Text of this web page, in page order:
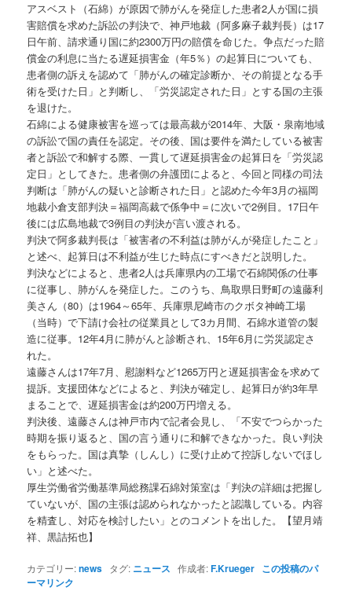
アスベスト（石綿）が原因で肺がんを発症した患者2人が国に損
害賠償を求めた訴訟の判決で、神戸地裁（阿多麻子裁判長）は17
日午前、請求通り国に約2300万円の賠償を命じた。争点だった賠
償金の利息に当たる遅延損害金（年5％）の起算日についても、
患者側の訴えを認めて「肺がんの確定診断か、その前提となる手
術を受けた日」と判断し、「労災認定された日」とする国の主張
を退けた。
石綿による健康被害を巡っては最高裁が2014年、大阪・泉南地域
の訴訟で国の責任を認定。その後、国は要件を満たしている被害
者と訴訟で和解する際、一貫して遅延損害金の起算日を「労災認
定日」としてきた。患者側の弁護団によると、今回と同様の司法
判断は「肺がんの疑いと診断された日」と認めた今年3月の福岡
地裁小倉支部判決＝福岡高裁で係争中＝に次いで2例目。17日午
後には広島地裁で3例目の判決が言い渡される。
判決で阿多裁判長は「被害者の不利益は肺がんが発症したこと」
と述べ、起算日は不利益が生じた時点にすべきだと説明した。
判決などによると、患者2人は兵庫県内の工場で石綿関係の仕事
に従事し、肺がんを発症した。このうち、鳥取県日野町の遠藤利
美さん（80）は1964～65年、兵庫県尼崎市のクボタ神崎工場
（当時）で下請け会社の従業員として3カ月間、石綿水道管の製
造に従事。12年4月に肺がんと診断され、15年6月に労災認定さ
れた。
遠藤さんは17年7月、慰謝料など1265万円と遅延損害金を求めて
提訴。支援団体などによると、判決が確定し、起算日が約3年早
まることで、遅延損害金は約200万円増える。
判決後、遠藤さんは神戸市内で記者会見し、「不安でつらかった
時期を振り返ると、国の言う通りに和解できなかった。良い判決
をもらった。国は真摯（しんし）に受け止めて控訴しないでほし
い」と述べた。
厚生労働省労働基準局総務課石綿対策室は「判決の詳細は把握し
ていないが、国の主張は認められなかったと認識している。内容
を精査し、対応を検討したい」とのコメントを出した。【望月靖
祥、黒詰拓也】
カテゴリー:news タグ: ニュース 作成者:F.Krueger この投稿のパ
ーマリンク